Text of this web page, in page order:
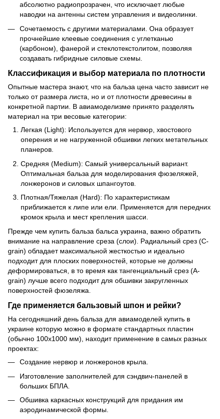
абсолютно радиопрозрачен, что исключает любые
наводки на антенны систем управления и видеолинки.
Сочетаемость с другими материалами. Она образует
прочнейшие клеевые соединения с углетканью
(карбоном), фанерой и стеклотекстолитом, позволяя
создавать гибридные силовые схемы.
Классификация и выбор материала по плотности
Опытные мастера знают, что на бальза цена часто зависит не
только от размера листа, но и от плотности древесины в
конкретной партии. В авиамоделизме принято разделять
материал на три весовые категории:
Легкая (Light): Используется для нервюр, хвостового
оперения и не нагруженной обшивки легких метательных
планеров.
Средняя (Medium): Самый универсальный вариант.
Оптимальная бальза для моделирования фюзеляжей,
лонжеронов и силовых шпангоутов.
Плотная/Тяжелая (Hard): По характеристикам
приближается к липе или ели. Применяется для передних
кромок крыла и мест крепления шасси.
Прежде чем купить бальза бальса украина, важно обратить
внимание на направление среза (слои). Радиальный срез (C-
grain) обладает максимальной жесткостью и идеально
подходит для плоских поверхностей, которые не должны
деформироваться, в то время как тангенциальный срез (A-
grain) лучше всего подходит для обшивки закругленных
поверхностей фюзеляжа.
Где применяется бальзовый шпон и рейки?
На сегодняшний день бальза для авиамоделей купить в
украине которую можно в формате стандартных пластин
(обычно 100х1000 мм), находит применение в самых разных
проектах:
Создание нервюр и лонжеронов крыла.
Изготовление заполнителей для сэндвич-панелей в
больших БПЛА.
Обшивка каркасных конструкций для придания им
аэродинамической формы.